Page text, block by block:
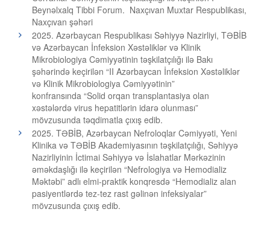
Beynəlxalq Tibbi Forum. Naxçıvan Muxtar Respublikası,
Naxçıvan şəhəri
2025. Azərbaycan Respublikası Səhiyyə Nazirliyi, TƏBİB
və Azərbaycan İnfeksion Xəstəliklər və Klinik
Mikrobiologiya Cəmiyyətinin təşkilatçılığı ilə Bakı
şəhərində keçirilən “II Azərbaycan İnfeksion Xəstəliklər
və Klinik Mikrobiologiya Cəmiyyətinin”
konfransında “Solid orqan transplantasiya olan
xəstələrdə virus hepatitlərin idarə olunması”
mövzusunda təqdimatla çıxış edib.
2025. TƏBİB, Azərbaycan Nefroloqlar Cəmiyyəti, Yeni
Klinika və TƏBİB Akademiyasının təşkilatçılığı, Səhiyyə
Nazirliyinin İctimai Səhiyyə və İslahatlar Mərkəzinin
əməkdaşlığı ilə keçirilən “Nefrologiya və Hemodializ
Məktəbi” adlı elmi-praktik konqresdə “Hemodializ alan
pasiyentlərdə tez-tez rast gəlinən infeksiyalar”
mövzusunda çıxış edib.